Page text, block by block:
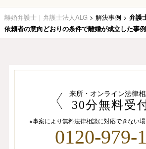
離婚弁護士｜弁護士法人ALG > 解決事例 > 弁護
依頼者の意向どおりの条件で離婚が成立した事例
来所・オンライン法律
30分無料受
※事案により無料法律相談に対応できない場
0120-979-